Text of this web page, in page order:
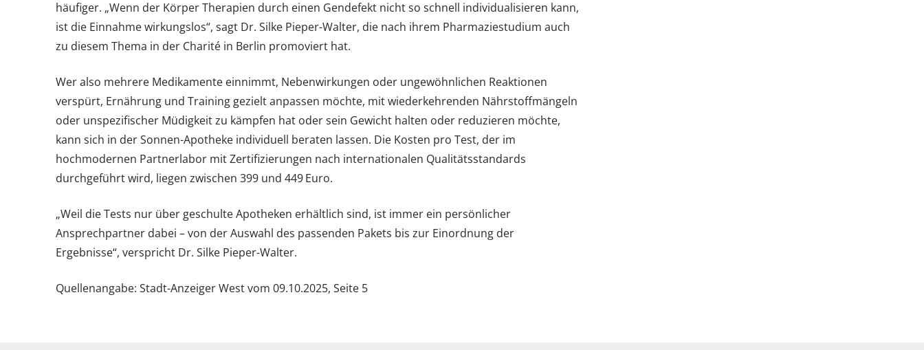
häufiger. „Wenn der Körper Therapien durch einen Gendefekt nicht so schnell individualisieren kann,
ist die Einnahme wirkungslos“, sagt Dr. Silke Pieper-Walter, die nach ihrem Pharmaziestudium auch
zu diesem Thema in der Charité in Berlin promoviert hat.
Wer also mehrere Medikamente einnimmt, Nebenwirkungen oder ungewöhnlichen Reaktionen
verspürt, Ernährung und Training gezielt anpassen möchte, mit wiederkehrenden Nährstoffmängeln
oder unspezifischer Müdigkeit zu kämpfen hat oder sein Gewicht halten oder reduzieren möchte,
kann sich in der Sonnen-Apotheke individuell beraten lassen. Die Kosten pro Test, der im
hochmodernen Partnerlabor mit Zertifizierungen nach internationalen Qualitätsstandards
durchgeführt wird, liegen zwischen 399 und 449 Euro.
„Weil die Tests nur über geschulte Apotheken erhältlich sind, ist immer ein persönlicher
Ansprechpartner dabei – von der Auswahl des passenden Pakets bis zur Einordnung der
Ergebnisse“, verspricht Dr. Silke Pieper-Walter.
Quellenangabe: Stadt-Anzeiger West vom 09.10.2025, Seite 5